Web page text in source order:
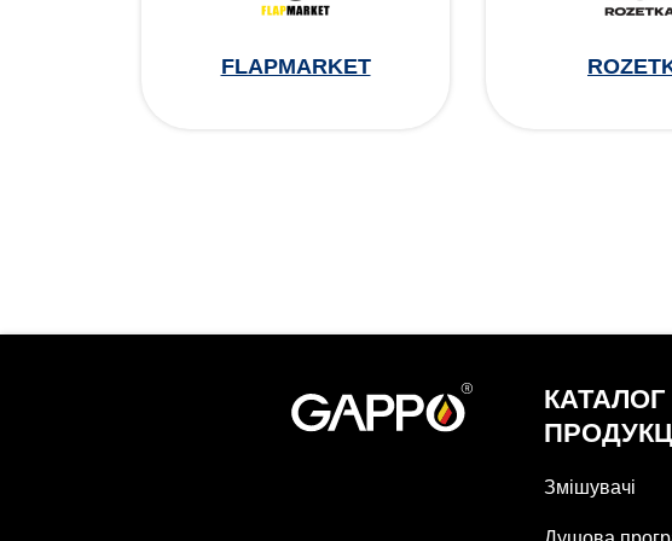
FLAPMARKET
КАТАЛОГ
Змішувачі